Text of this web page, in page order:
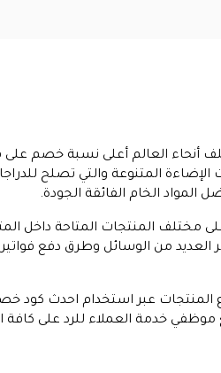
من مختلف أنحاء العالم أعلى نسبة
الإضاءة المتنوعة والتي تصلح
الخام الفائقة الجودة.
مختلف المنتجات المتاحة داخل
المتجر العديد من الوسائل وطرق
التواصل مع موظفي خدمة العملاء للرد